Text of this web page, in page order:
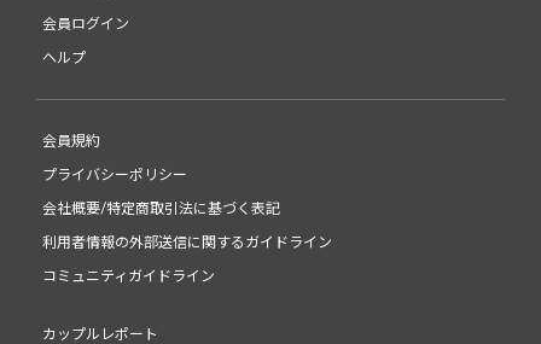
会員ログイン
ヘルプ
会員規約
プライバシーポリシー
会社概要/特定商取引法に基づく表記
利用者情報の外部送信に関するガイドライン
コミュニティガイドライン
カップルレポート